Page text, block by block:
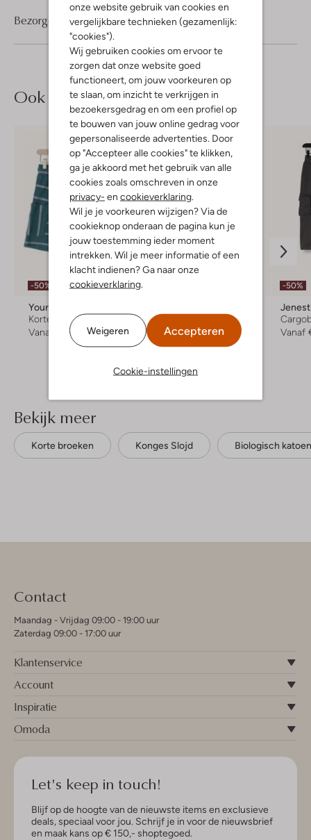
onze website gebruik van cookies en
vergelijkbare technieken (gezamenlijk:
"cookies").
Wij gebruiken cookies om ervoor te
zorgen dat onze website goed
functioneert, om jouw voorkeuren op
te slaan, om inzicht te verkrijgen in
bezoekersgedrag en om een profiel op
te bouwen van jouw online gedrag voor
gepersonaliseerde advertenties. Door
op "Accepteer alle cookies" te klikken,
ga je akkoord met het gebruik van alle
cookies zoals omschreven in onze
privacy- en cookieverklaring.
Wil je je voorkeuren wijzigen? Via de
cookieknop onderaan de pagina kun je
jouw toestemming ieder moment
intrekken. Wil je meer informatie of een
klacht indienen? Ga naar onze
cookieverklaring.
Weigeren Accepteren
Cookie-instellingen
Bezorgen & retourneren
Ook iets voor jou?
-50%
Your Wishes
Korte broek
Vanaf
€ 13,99
Laatste item
Cargobroek
€ 44,99 € 17,99
-50%
Jenest
Vanaf
Bekijk meer
Korte broeken Konges Slojd Biologisch katoen
Contact
Maandag - Vrijdag 09:00 - 19:00 uur
Zaterdag 09:00 - 17:00 uur
Klantenservice
Account
Inspiratie
Omoda
Let's keep in touch!
Blijf op de hoogte van de nieuwste items en exclusieve
deals, speciaal voor jou. Schrijf je in voor de nieuwsbrief
en maak kans op € 150,- shoptegoed.